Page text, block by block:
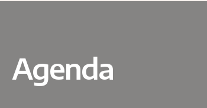
Agenda